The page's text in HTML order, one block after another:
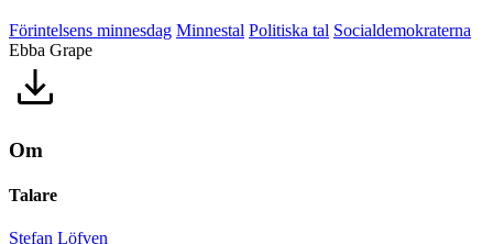
Förintelsens minnesdag Minnestal Politiska tal Socialdemokraterna
Ebba Grape
Om
Talare
Stefan Löfven